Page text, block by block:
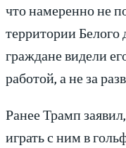
что намеренно не
территории Белого
граждане видели
работой, а не за
Ранее Трамп
играть с ним в